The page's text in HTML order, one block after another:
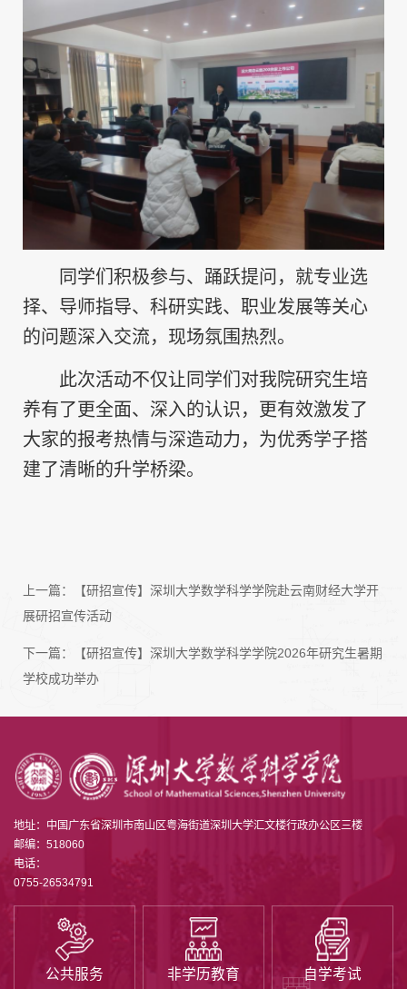
同学们积极参与、踊跃提问，就专业选
择、导师指导、科研实践、职业发展等关心
的问题深入交流，现场氛围热烈。
此次活动不仅让同学们对我院研究生培
养有了更全面、深入的认识，更有效激发了
大家的报考热情与深造动力，为优秀学子搭
建了清晰的升学桥梁。
上一篇：
【研招宣传】深圳大学数学科学学院赴云南财经大学开
展研招宣传活动
下一篇：
【研招宣传】深圳大学数学科学学院2026年研究生暑期
学校成功举办
地址：中国广东省深圳市南山区粤海街道深圳大学汇文楼行政办公区三楼
邮编：518060
电话：
0755-26534791
公共服务 非学历教育 自学考试